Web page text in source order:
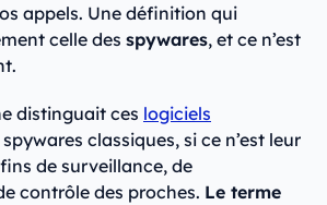
appels. Une définition qui
celle des spywares, et ce n’est
distinguait ces logiciels
classiques, si ce n’est leur
de surveillance, de
contrôle des proches. Le terme